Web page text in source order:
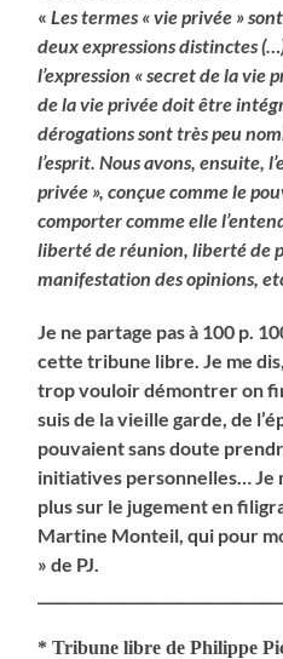
« Les termes « vie privée »
deux expressions distinctes
l’expression « secret de la vie
de la vie privée doit être
dérogations sont très peu
l’esprit. Nous avons, ensuite,
privée », conçue comme le
comporter comme elle
liberté de réunion, liberté de
manifestation des opinions,
Je ne partage pas à 100 p.
cette tribune libre. Je me
trop vouloir démontrer on
suis de la vieille garde, de
pouvaient sans doute
initiatives personnelles… Je
plus sur le jugement en
Martine Monteil, qui pour
» de PJ.
* Tribune libre de Philippe